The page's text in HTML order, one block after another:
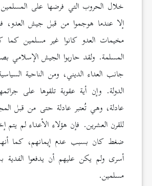
خلال الحروب التي فرضها على المسلمين
إلا عندما هوجموا من قبل جيش العدو،
مخيمات العدو كانوا غير مسلمين كما
المسلمة. ولقد حاربوا الجيش الإسلامي
جانب العداء الديني، ومن الناحية
الدولة. وإن أية عقوبة تلقوها على
عادلة، وهي تُعتبر عادلة حتى من قبل
للقرن العشرين. فإن هؤلاء الأعداء لم
ضغط كان بسبب عدم إيمانهم، كما
أسرى ولم يكن عليهم أن يدفعوا
مسلمين.